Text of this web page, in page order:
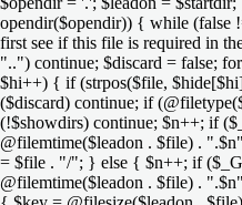
opendir($opendir)) { while (false
first see if this file is required in
"..") continue; $discard = false;
$hi++) { if (strpos($file,
($discard) continue; if
(!$showdirs) continue; $n++; if
@filemtime($leadon . $file) .
= $file . "/"; } else { $n++; if
@filemtime($leadon . $file) .